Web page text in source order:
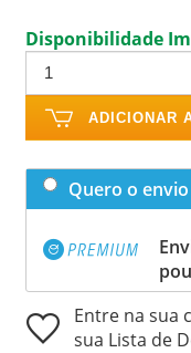
Disponibilidade
ADICIONAR
Quero o
Entre na sua
sua Lista de